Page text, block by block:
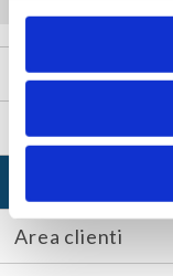
Home
Chi siamo
Area clienti